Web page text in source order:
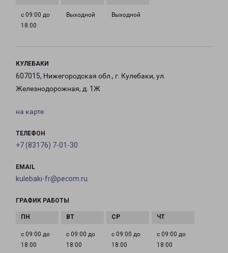
с 09:00 до
18:00
Выходной Выходной
КУЛЕБАКИ
607015, Нижегородская обл., г. Кулебаки, ул.
Железнодорожная, д. 1Ж
на карте
ТЕЛЕФОН
+7 (83176) 7-01-30
EMAIL
kulebaki-fr@pecom.ru
ГРАФИК РАБОТЫ
с 09:00 до
18:00
с 09:00 до
18:00
с 09:00 до
18:00
с 09:00 до
18:00